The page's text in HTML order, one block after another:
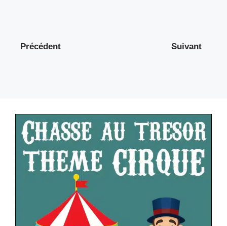
Précédent Suivant